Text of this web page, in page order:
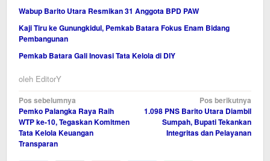
Wabup Barito Utara Resmikan 31 Anggota BPD PAW
Kaji Tiru ke Gunungkidul, Pemkab Batara Fokus Enam Bidang
Pembangunan
Pemkab Batara Gali Inovasi Tata Kelola di DIY
oleh EditorY
Navigasi
pos
Pos sebelumnya
Pemko Palangka Raya Raih
WTP ke-10, Tegaskan Komitmen
Tata Kelola Keuangan
Transparan
Pos berikutnya
1.098 PNS Barito Utara Diambil
Sumpah, Bupati Tekankan
Integritas dan Pelayanan